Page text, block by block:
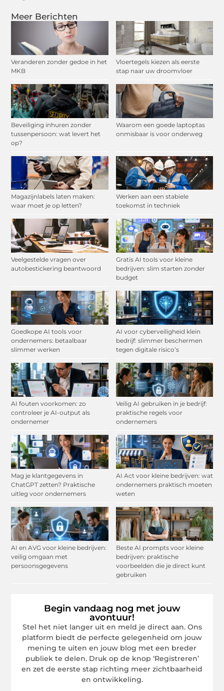
Meer Berichten
Veranderen zonder gedoe in het
MKB
Vloertegels kiezen als eerste
stap naar uw droomvloer
Beveiliging inhuren zonder
tussenpersoon: wat levert het
op?
Waarom een goede laptoptas
onmisbaar is voor onderweg
Magazijnlabels laten maken:
waar moet je op letten?
Werken aan een stabiele
toekomst in techniek
Veelgestelde vragen over
autobestickering beantwoord
Gratis AI tools voor kleine
bedrijven: slim starten zonder
budget
Goedkope AI tools voor
ondernemers: betaalbaar
slimmer werken
AI voor cyberveiligheid klein
bedrijf: slimmer beschermen
tegen digitale risico’s
AI fouten voorkomen: zo
controleer je AI-output als
ondernemer
Veilig AI gebruiken in je bedrijf:
praktische regels voor
ondernemers
Mag je klantgegevens in
ChatGPT zetten? Praktische
uitleg voor ondernemers
AI Act voor kleine bedrijven: wat
ondernemers praktisch moeten
weten
AI en AVG voor kleine bedrijven:
veilig omgaan met
persoonsgegevens
Beste AI prompts voor kleine
bedrijven: praktische
voorbeelden die je direct kunt
gebruiken
Begin vandaag nog met jouw
avontuur!
Stel het niet langer uit en meld je direct aan. Ons
platform biedt de perfecte gelegenheid om jouw
mening te uiten en jouw blog met een breder
publiek te delen. Druk op de knop ‘Registreren’
en zet de eerste stap richting meer zichtbaarheid
en ontwikkeling.